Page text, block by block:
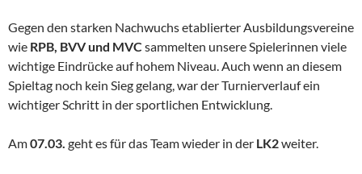
Gegen den starken Nachwuchs etablierter Ausbildungsvereine
wie RPB, BVV und MVC sammelten unsere Spielerinnen viele
wichtige Eindrücke auf hohem Niveau. Auch wenn an diesem
Spieltag noch kein Sieg gelang, war der Turnierverlauf ein
wichtiger Schritt in der sportlichen Entwicklung.
Am07.03. geht es für das Team wieder in der LK2weiter.